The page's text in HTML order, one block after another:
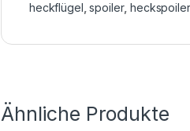
heckflügel ,spoiler,heckspoiler
Ähnliche Produkte